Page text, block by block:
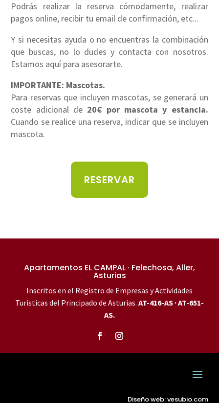
Podrás realizar la reserva cómodamente, realizar
pagos online, recibir tu email de confirmación, etc...
Y si necesitas ayuda o no encuentras la combinación
que buscas, no lo dudes y contacta con nosotros.
Estamos aquí para asesorarte.
IMPORTANTE: Mascotas.
Para reservas que incluyen mascotas, se generará un
coste adicional de 20€ por mascota y estancia.
Cuando se realice una reserva, indicar que se incluyen
mascota.
RESERVAR
Apartamentos EL CAMPAL · Felechosa, Aller,
Asturias
Inscritos en el Registro de Empresas y Actividades
Turisticas del Principado de Asturias. AT-416-AS · AT-651-
AS.
Diseño web: vesubio.com